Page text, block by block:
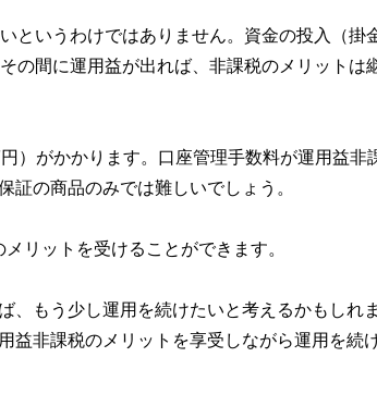
というわけではありません。資金の投入（掛
の間に運用益が出れば、非課税のメリットは
）がかかります。口座管理手数料が運用益非
証の商品のみでは難しいでしょう。
リットを受けることができます。
、もう少し運用を続けたいと考えるかもしれ
益非課税のメリットを享受しながら運用を続